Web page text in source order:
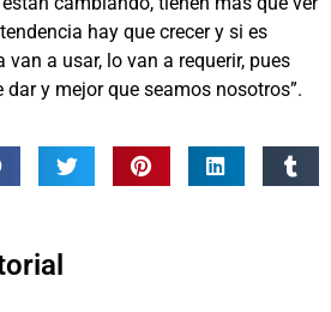
hay que crecer y si es
a usar, lo van a requerir, pues
y mejor que seamos nosotros”.